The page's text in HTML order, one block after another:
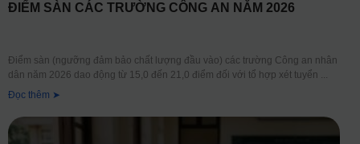
ĐIỂM SÀN CÁC TRƯỜNG CÔNG AN NĂM 2026
Điểm sàn (ngưỡng đảm bảo chất lượng đầu vào) các trường Công an nhân
dân năm 2026 dao động từ 15,0 đến 21,0 điểm đối với tổ hợp xét tuyển
Đọc thêm ➤